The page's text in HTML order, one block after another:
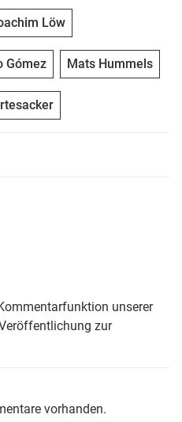
Löw
Gómez Mats Hummels
unserer
zur
vorhanden.